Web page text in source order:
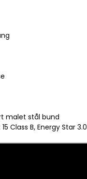
malet stål bund
15 Class B, Energy Star 3.0